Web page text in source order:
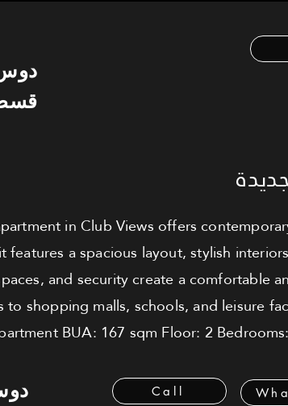
in Club Views offers
a spacious layout, stylish
and security create a comfortable
to shopping malls, schools, and leisure
BUA: 167 sqm Floor: 2
Call